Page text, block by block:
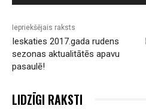
Iepriekšējais raksts
Ieskaties 2017.gada rudens
sezonas aktualitātēs apavu
pasaulē!
LIDZĪGI RAKSTI